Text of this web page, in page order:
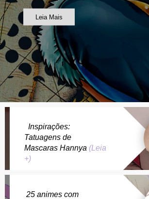
Leia Mais
Inspirações:
Tatuagens de
Mascaras Hannya (Leia
+)
25 animes com